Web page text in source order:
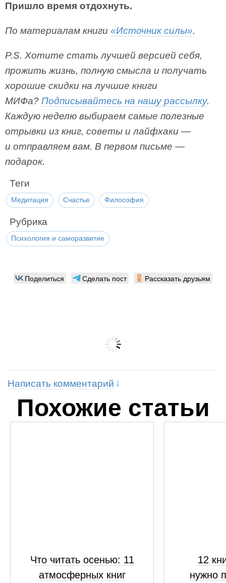
Пришло время отдохнуть.
По материалам книги «Источник силы».
P.S. Хотите стать лучшей версией себя,
прожить жизнь, полную смысла и получать
хорошие скидки на лучшие книги
МИФа? Подписывайтесь на нашу рассылку.
Каждую неделю выбираем самые полезные
отрывки из книг, советы и лайфхаки —
и отправляем вам. В первом письме —
подарок.
Теги
Медитация Счастье Философия
Рубрика
Психология и саморазвитие
Поделиться Сделать пост Рассказать друзьям
Написать комментарий
Похожие статьи
Что читать осенью: 11
атмосферных книг
12
нужно